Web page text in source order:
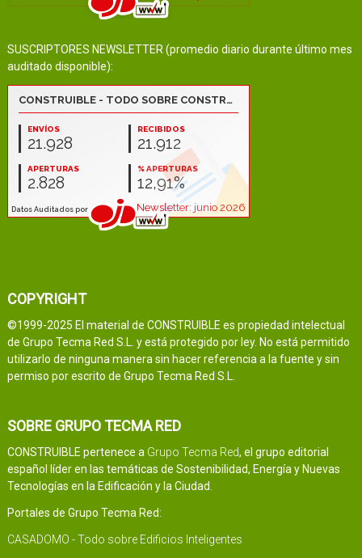
SUSCRIPTORES NEWSLETTER (promedio diario durante último mes
auditado disponible):
COPYRIGHT
©1999-2025 El material de CONSTRUIBLE es propiedad intelectual
de Grupo Tecma Red S.L. y está protegido por ley. No está permitido
utilizarlo de ninguna manera sin hacer referencia a la fuente y sin
permiso por escrito de Grupo Tecma Red S.L.
SOBRE GRUPO TECMA RED
CONSTRUIBLE pertenece a Grupo Tecma Red, el grupo editorial
español líder en las temáticas de Sostenibilidad, Energía y Nuevas
Tecnologías en la Edificación y la Ciudad.
Portales de Grupo Tecma Red:
CASADOMO - Todo sobre Edificios Inteligentes